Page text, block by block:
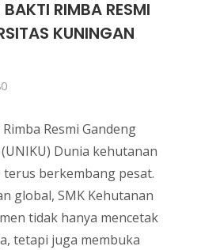
RIMBA RESMI
KUNINGAN
Resmi Gandeng
Dunia kehutanan
berkembang pesat.
global, SMK Kehutanan
tidak hanya mencetak
tetapi juga membuka